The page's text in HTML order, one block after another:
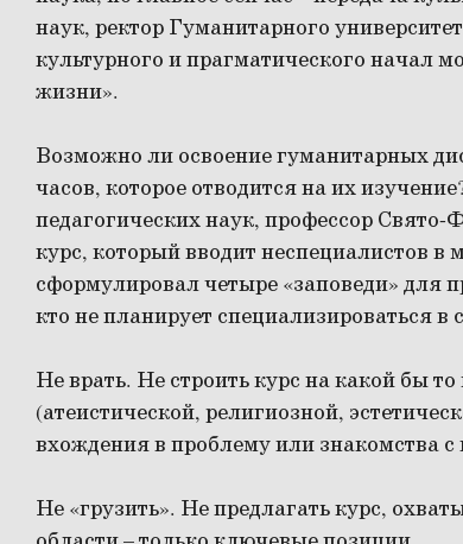
наук, ректор Гуманитарного
культурного и прагматического начал
жизни».
Возможно ли освоение гуманитарных
часов, которое отводится на их
педагогических наук, профессор Свято-
курс, который вводит неспециалистов в
сформулировал четыре «заповеди» для
кто не планирует специализироваться в
Не врать. Не строить курс на какой бы
(атеистической, религиозной,
вхождения в проблему или знакомства с
Не «грузить». Не предлагать курс,